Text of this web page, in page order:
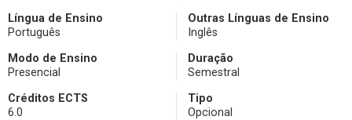
Língua de Ensino
Português
Outras Línguas de Ensino
Inglês
Modo de Ensino
Presencial
Duração
Semestral
Créditos ECTS
6.0
Tipo
Opcional